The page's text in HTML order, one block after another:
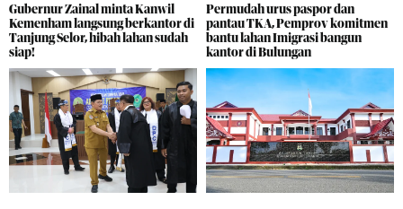
Gubernur Zainal minta Kanwil
Kemenham langsung berkantor di
Tanjung Selor, hibah lahan sudah
siap!
Permudah urus paspor dan
pantau TKA, Pemprov komitmen
bantu lahan Imigrasi bangun
kantor di Bulungan